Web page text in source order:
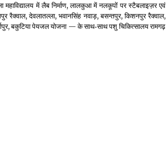
में लैब निर्माण, लालकुआ में नलकूपों पर स्टैबलाइज़र एवं
देवलातल्ला, भवानसिंह नवाड़, बसन्तपुर, किशनपुर रैक्वाल,
बकुटिया पेयजल योजना — के साथ‑साथ पशु चिकित्सालय रामगढ़